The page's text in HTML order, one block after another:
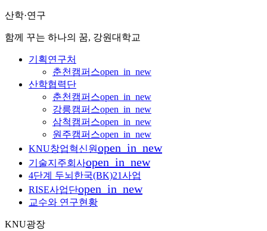
산학·연구
함께 꾸는 하나의 꿈, 강원대학교
기획연구처
춘천캠퍼스open_in_new
산학협력단
춘천캠퍼스open_in_new
강릉캠퍼스open_in_new
삼척캠퍼스open_in_new
원주캠퍼스open_in_new
KNU창업혁신원open_in_new
기술지주회사open_in_new
4단계 두뇌한국(BK)21사업
RISE사업단open_in_new
교수와 연구현황
KNU광장